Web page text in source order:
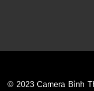
© 2023 Camera Bình